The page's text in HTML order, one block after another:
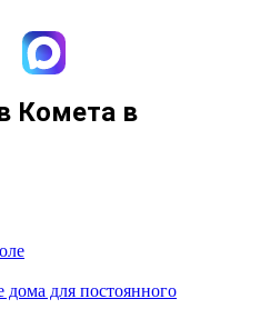
Комета в
дома для постоянного